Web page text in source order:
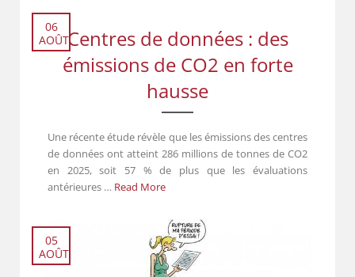
Centres de données : des
émissions de CO2 en forte
hausse
06
AOÛT
Une récente étude révèle que les émissions des centres
de données ont atteint 286 millions de tonnes de CO2
en 2025, soit 57 % de plus que les évaluations
antérieures … Read More
05
AOÛT